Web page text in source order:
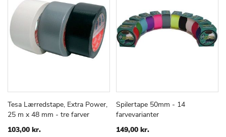
Læg i kurv
TILFØJ
TIL
SAMMENLIGN
Tesa Lærredstape, Extra Power,
25 m x 48 mm - tre farver
103,00 kr.
Læg i kurv
TILFØJ
Spilertape 50mm - 14
farvevarianter
149,00 kr.